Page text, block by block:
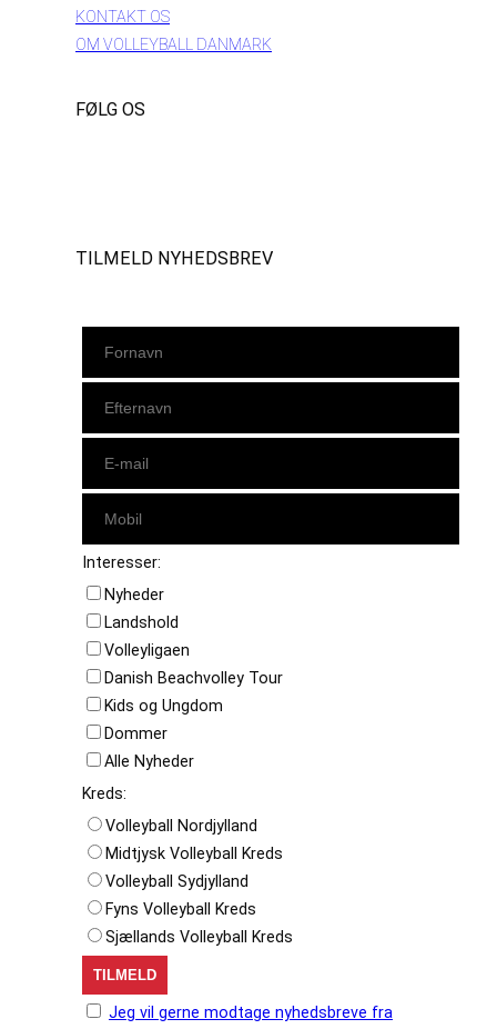
KONTAKT OS
OM VOLLEYBALL DANMARK
FØLG OS
TILMELD NYHEDSBREV
Interesser:
Nyheder
Landshold
Volleyligaen
Danish Beachvolley Tour
Kids og Ungdom
Dommer
Alle Nyheder
Kreds:
Volleyball Nordjylland
Midtjysk Volleyball Kreds
Volleyball Sydjylland
Fyns Volleyball Kreds
Sjællands Volleyball Kreds
Jeg vil gerne modtage nyhedsbreve fra